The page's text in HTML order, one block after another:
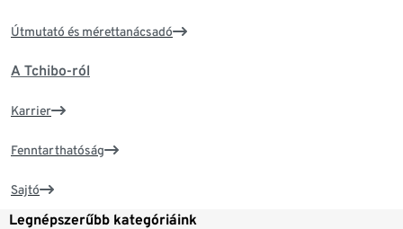
Útmutató és mérettanácsadó
A Tchibo-ról
Karrier
Fenntarthatóság
Sajtó
Legnépszerűbb kategóriáink